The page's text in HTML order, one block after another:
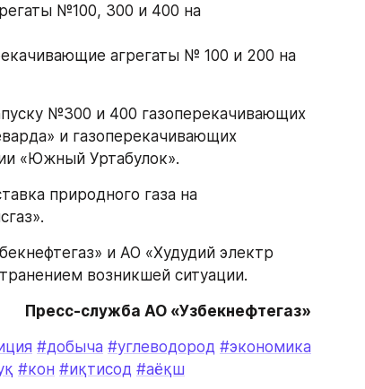
№100, 300 и 400 на
агрегаты № 100 и 200 на
№300 и 400 газоперекачивающих
и газоперекачивающих
«Южный Уртабулок».
природного газа на
и АО «Худудий электр
возникшей ситуации.
Пресс-служба АО «Узбекнефтегаз»
#добыча #углеводород #экономика
#кон #иқтисод #аёқш